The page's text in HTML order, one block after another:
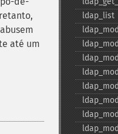
até um
ldap_​list